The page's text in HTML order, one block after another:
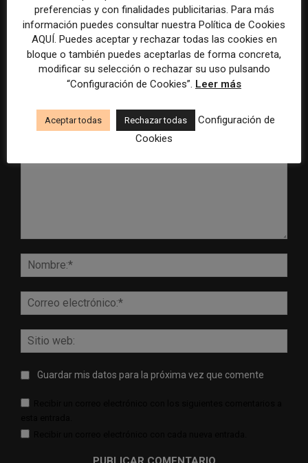
control para el uso de la
inteligencia artificial
cobertura periodística del
Mundial 2026
DEJA UNA RESPUESTA
Guardar mis datos para la próxima vez que comente
preferencias y con finalidades publicitarias. Para más
información puedes consultar nuestra Política de Cookies
AQUÍ. Puedes aceptar y rechazar todas las cookies en
bloque o también puedes aceptarlas de forma concreta,
modificar su selección o rechazar su uso pulsando
“Configuración de Cookies”. Leer más
Aceptar todas Rechazar todas
Configuración de
Cookies